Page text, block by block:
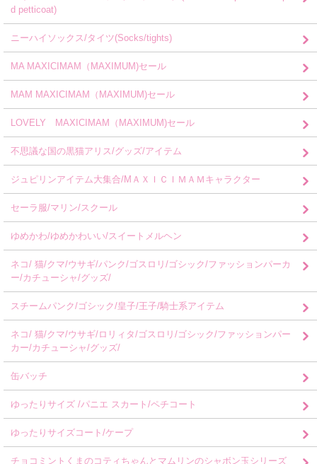
d petticoat)
ニーハイソックス/タイツ(Socks/tights)
MA MAXICIMAM（MAXIMUM)セール
MAM MAXICIMAM（MAXIMUM)セール
LOVELY MAXICIMAM（MAXIMUM)セール
不思議な国の黒猫アリス/グッズ/アイテム
ジュピリンアイテム大集合/MＡＸＩＣＩＭＡＭキャラクター
セーラ服/マリン/スクール
ゆめかわ/ゆめかわいい/スイートメルヘン
ネコ/ 猫/クマ/ウサギ/パンク/ゴスロリ/ゴシック/ファッションパーカ
ー/カチューシャ/グッズ/
スチームパンク/ゴシック/皇子/王子/騎士系アイテム
ネコ/ 猫/クマ/ウサギ/ロリィタ/ゴスロリ/ゴシック/ファッションパー
カー/カチューシャ/グッズ/
缶バッチ
ゆったりサイズ /パニエ スカート/ペチコート
ゆったりサイズコート/ケープ
チョコミントくまのコティちゃんとマムリンのシャボン玉シリーズ